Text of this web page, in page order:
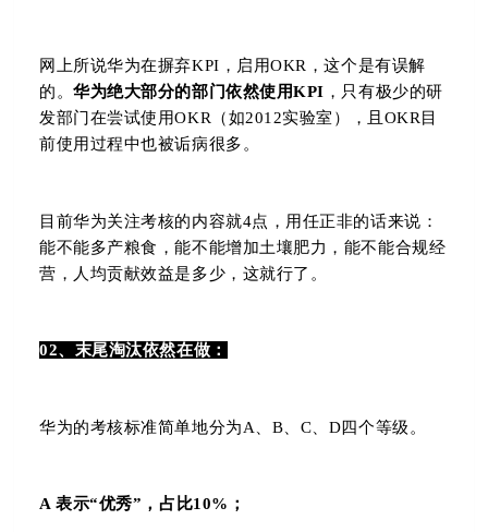
网上所说华为在摒弃KPI，启用OKR，这个是有误解
的。华为绝大部分的部门依然使用KPI ，只有极少的研
发部门在尝试使用OKR（如2012实验室），且 OKR目
前使用过程中也被诟病很多。
目前华为关注考核的内容就4点，用任正非的话来说：
能不能多产粮食，能不能增加土壤肥力，能不能合规经
营，人均贡献效益是多少，这就行了。
02、末尾淘汰依然在做：
华为的考核标准简单地分为A、B、C、D四个等级。
A 表示“优秀”，占比10%；